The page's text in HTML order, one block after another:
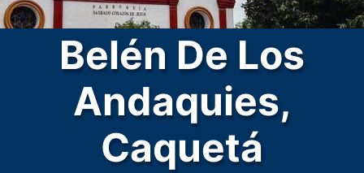
Belén De Los
Andaquies,
Caquetá